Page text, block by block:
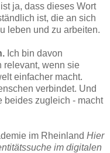
ja, dass dieses Wort
ist, die an sich
leben und zu arbeiten.
Ich bin davon
relevant, wenn sie
einfacher macht.
verbindet. Und
beides zugleich - macht
im Rheinland Hier
im digitalen